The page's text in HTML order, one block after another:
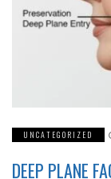
UNCATEGORIZED
DEEP PLANE